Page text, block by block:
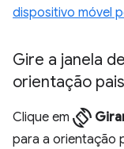
dispositivo móvel
Gire a janela
orientação
Clique em screen_rotation
para a orientação